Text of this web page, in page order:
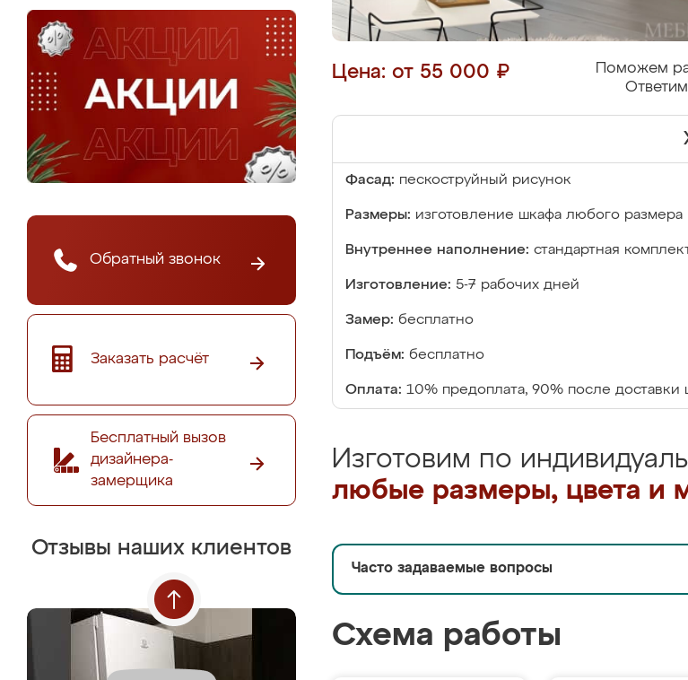
Обратный звонок
Заказать расчёт
Бесплатный вызов
дизайнера-
замерщика
Отзывы наших клиентов
Цена: от 55 000 ₽
Поможем
Фасад: пескоструйный рисунок
Размеры: изготовление шкафа любого размера
Внутреннее наполнение: стандартная
Изготовление: 5-7 рабочих дней
Замер: бесплатно
Подъём: бесплатно
Оплата: 10% предоплата, 90% после доставки
Изготовим по
любые размеры, цвета и
Часто задаваемые вопросы
Схема работы